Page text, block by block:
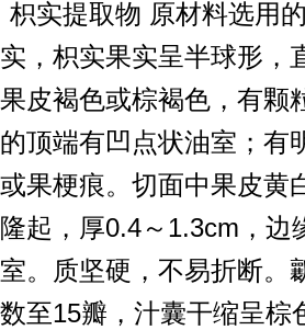
枳实提取物 原材料选用
实 ， 枳实果实呈半球形，
果皮褐色或棕褐色，有颗
的顶端有凹点状油室；有
或果梗痕。切面中果皮黄
隆起，厚0.4～1.3cm，边
室。质坚硬，不易折断。
数至15瓣，汁囊干缩呈棕